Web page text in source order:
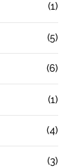
(1)
(5)
(6)
(1)
(4)
(3)